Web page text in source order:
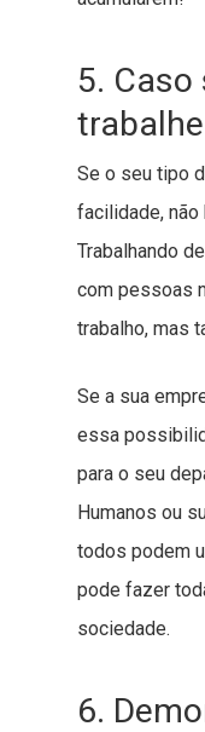
5.
Se o seu tipo
facilidade,
Trabalhando
com pessoas
trabalho, mas
Se a sua
essa
para o seu
Humanos ou
todos podem
pode fazer
sociedade.
6.